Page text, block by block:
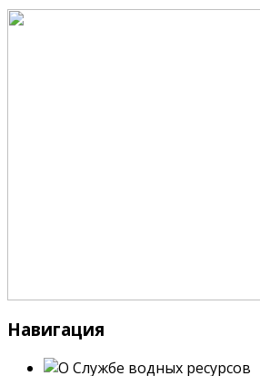
Навигация